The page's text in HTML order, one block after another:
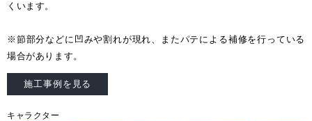
くいます。
※節部分などに凹みや割れが現れ、またパテによる補修を行っている
場合があります。
施工事例を見る
キャラクター